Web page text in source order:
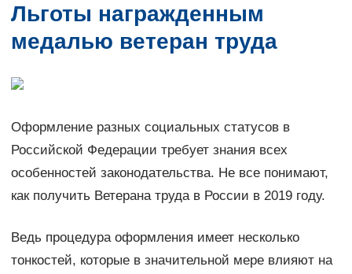
Льготы награжденным
медалью ветеран труда
Оформление разных социальных статусов в
Российской Федерации требует знания всех
особенностей законодательства. Не все понимают,
как получить Ветерана труда в России в 2019 году.
Ведь процедура оформления имеет несколько
тонкостей, которые в значительной мере влияют на